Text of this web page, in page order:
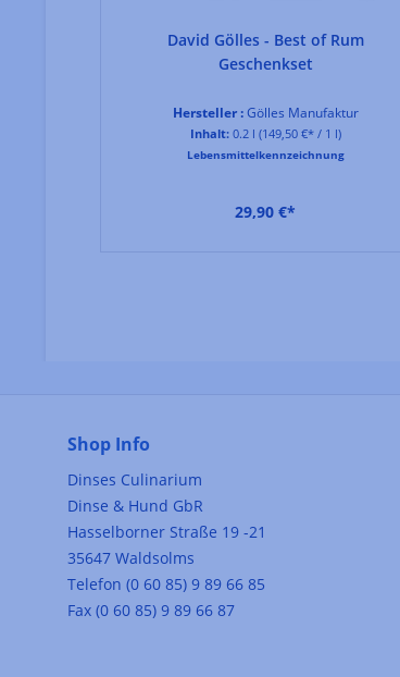
David Gölles - Best of Rum
Geschenkset
Hersteller :Gölles Manufaktur
Inhalt: 0.2 l (149,50 €* / 1 l)
Lebensmittelkennzeichnung
29,90 €*
Shop Info
Dinses Culinarium
Dinse & Hund GbR
Hasselborner Straße 19 -21
35647 Waldsolms
Telefon (0 60 85) 9 89 66 85
Fax (0 60 85) 9 89 66 87